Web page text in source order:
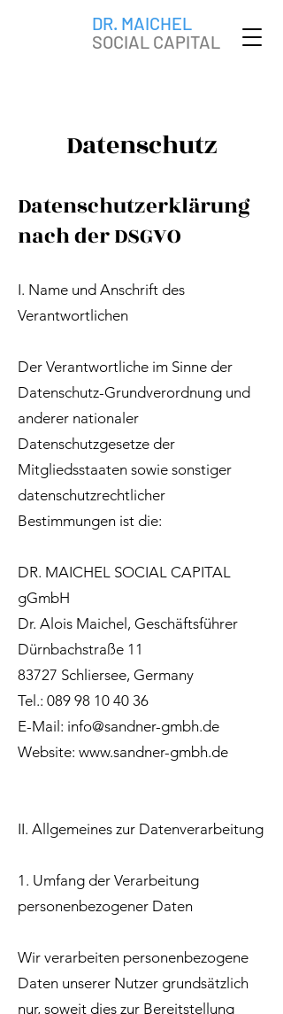
DR. MAICHEL
SOCIAL CAPITAL
Datenschutz
Datenschutzerklärung
nach der DSGVO
I. Name und Anschrift des
Verantwortlichen
Der Verantwortliche im Sinne der
Datenschutz-Grundverordnung und
anderer nationaler
Datenschutzgesetze der
Mitgliedsstaaten sowie sonstiger
datenschutzrechtlicher
Bestimmungen ist die:
DR. MAICHEL SOCIAL CAPITAL
gGmbH
Dr. Alois Maichel, Geschäftsführer
Dürnbachstraße 11
83727 Schliersee, Germany
Tel.: 089 98 10 40 36
E-Mail: info@sandner-gmbh.de
Website: www.sandner-gmbh.de
II. Allgemeines zur Datenverarbeitung
1. Umfang der Verarbeitung
personenbezogener Daten
Wir verarbeiten personenbezogene
Daten unserer Nutzer grundsätzlich
nur, soweit dies zur Bereitstellung